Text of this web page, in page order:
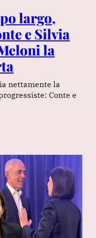
largo,
e Silvia
la
nettamente la
Conte e